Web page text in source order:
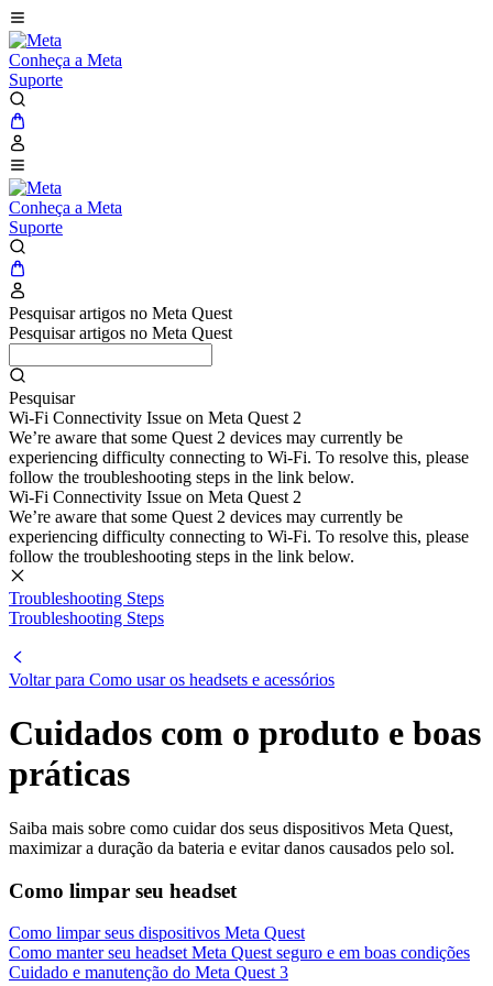
Conheça a Meta
Suporte
Conheça a Meta
Suporte
Pesquisar artigos no Meta Quest
Pesquisar artigos no Meta Quest
Pesquisar
Wi-Fi Connectivity Issue on Meta Quest 2
We’re aware that some Quest 2 devices may currently be
experiencing difficulty connecting to Wi-Fi. To resolve this, please
follow the troubleshooting steps in the link below.
Wi-Fi Connectivity Issue on Meta Quest 2
We’re aware that some Quest 2 devices may currently be
experiencing difficulty connecting to Wi-Fi. To resolve this, please
follow the troubleshooting steps in the link below.
Troubleshooting Steps
Troubleshooting Steps
Voltar para Como usar os headsets e acessórios
Cuidados com o produto e boas
práticas
Saiba mais sobre como cuidar dos seus dispositivos Meta Quest,
maximizar a duração da bateria e evitar danos causados ​​pelo sol.
Como limpar seu headset
Como limpar seus dispositivos Meta Quest
Como manter seu headset Meta Quest seguro e em boas condições
Cuidado e manutenção do Meta Quest 3